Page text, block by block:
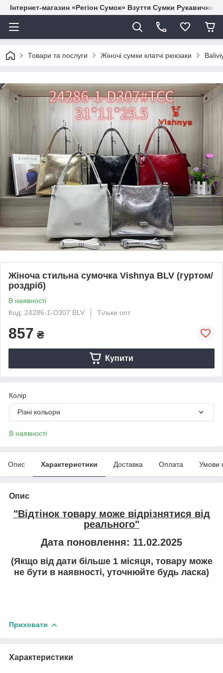
Інтернет-магазин «Регіон Сумок» Взуття Сумки Рукавички
Товари та послуги Жіночі сумки клатчі рюкзаки
Жіноча стильна сумочка Vishnya BLV (гуртом/
роздріб)
В наявності
Код: 24286-1-D307 BLV
Тільки опт
857 ₴
Купити
Колір
Різні кольори
В наявності
Опис Характеристики Доставка Оплата Умови
Опис
"Відтінок товару може відрізнятися від
реального"
Дата поновлення: 11.02.2025
(Якщо від дати більше 1 місяця, товару може
не бути в наявності, уточнюйте будь ласка)
Приховати
Характеристики